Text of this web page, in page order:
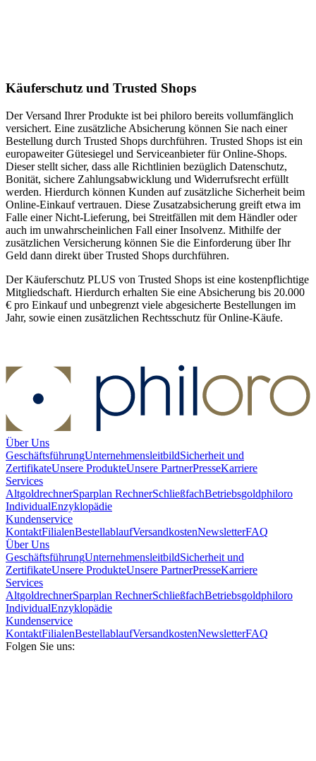
Käuferschutz und Trusted Shops
Der Versand Ihrer Produkte ist bei philoro bereits vollumfänglich
versichert. Eine zusätzliche Absicherung können Sie nach einer
Bestellung durch Trusted Shops durchführen. Trusted Shops ist ein
europaweiter Gütesiegel und Serviceanbieter für Online-Shops.
Dieser stellt sicher, dass alle Richtlinien bezüglich Datenschutz,
Bonität, sichere Zahlungsabwicklung und Widerrufsrecht erfüllt
werden. Hierdurch können Kunden auf zusätzliche Sicherheit beim
Online-Einkauf vertrauen. Diese Zusatzabsicherung greift etwa im
Falle einer Nicht-Lieferung, bei Streitfällen mit dem Händler oder
auch im unwahrscheinlichen Fall einer Insolvenz. Mithilfe der
zusätzlichen Versicherung können Sie die Einforderung über Ihr
Geld dann direkt über Trusted Shops durchführen.
Der Käuferschutz PLUS von Trusted Shops ist eine kostenpflichtige
Mitgliedschaft. Hierdurch erhalten Sie eine Absicherung bis 20.000
€ pro Einkauf und unbegrenzt viele abgesicherte Bestellungen im
Jahr, sowie einen zusätzlichen Rechtsschutz für Online-Käufe.
Über Uns
GeschäftsführungUnternehmensleitbildSicherheit und
ZertifikateUnsere ProdukteUnsere PartnerPresseKarriere
Services
AltgoldrechnerSparplan RechnerSchließfachBetriebsgoldphiloro
IndividualEnzyklopädie
Kundenservice
KontaktFilialenBestellablaufVersandkostenNewsletterFAQ
Über Uns
GeschäftsführungUnternehmensleitbildSicherheit und
ZertifikateUnsere ProdukteUnsere PartnerPresseKarriere
Services
AltgoldrechnerSparplan RechnerSchließfachBetriebsgoldphiloro
IndividualEnzyklopädie
Kundenservice
KontaktFilialenBestellablaufVersandkostenNewsletterFAQ
Folgen Sie uns: